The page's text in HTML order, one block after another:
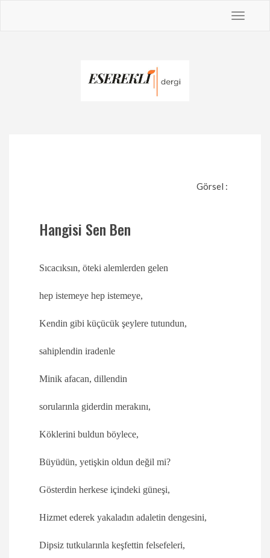
Toggle
Görsel :
Hangisi Sen Ben
Sıcacıksın, öteki alemlerden gelen
hep istemeye hep istemeye,
Kendin gibi küçücük şeylere tutundun,
sahiplendin iradenle
Minik afacan, dillendin
sorularınla giderdin merakını,
Köklerini buldun böylece,
Büyüdün, yetişkin oldun değil mi?
Gösterdin herkese içindeki güneşi,
Hizmet ederek yakaladın adaletin dengesini,
Dipsiz tutkularınla keşfettin felsefeleri,